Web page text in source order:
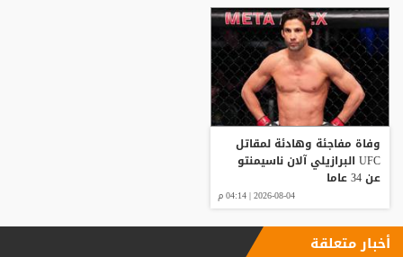
وفاة مفاجئة وهادئة لمقاتل
UFC البرازيلي آلان ناسيمنتو
عن 34 عاما
2026-08-04 | 04:14 م
أخبار متعلقة